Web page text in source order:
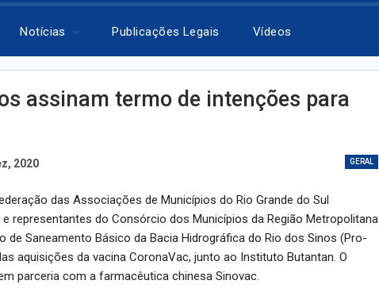
Notícias Publicações Legais Vídeos
assinam termo de intenções para
GERAL
2020
das Associações de Municípios do Rio Grande do Sul
representantes do Consórcio dos Municípios da Região Metropolitana
de Saneamento Básico da Bacia Hidrográfica do Rio dos Sinos (Pro-
aquisições da vacina CoronaVac, junto ao Instituto Butantan. O
parceria com a farmacêutica chinesa Sinovac.